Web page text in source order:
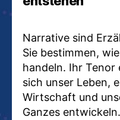
Narrative sind
Sie bestimmen,
handeln. Ihr Tenor
sich unser Leben,
Wirtschaft und
Ganzes